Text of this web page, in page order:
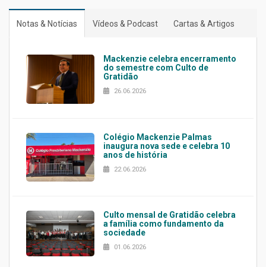
Notas & Notícias Vídeos & Podcast Cartas & Artigos
Mackenzie celebra encerramento
do semestre com Culto de
Gratidão
26.06.2026
Colégio Mackenzie Palmas
inaugura nova sede e celebra 10
anos de história
22.06.2026
Culto mensal de Gratidão celebra
a família como fundamento da
sociedade
01.06.2026